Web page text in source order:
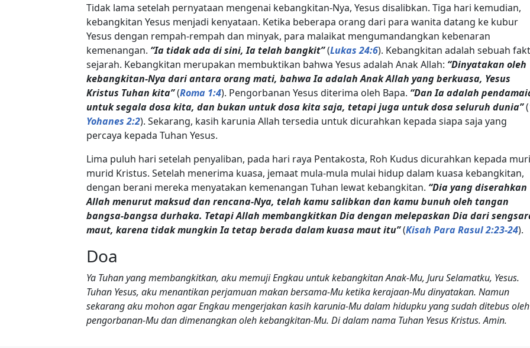
Tidak lama setelah pernyataan mengenai kebangkitan-Nya, Yesus disalibkan. Tiga hari kemudian,
kebangkitan Yesus menjadi kenyataan. Ketika beberapa orang dari para wanita datang ke kubur
Yesus dengan rempah-rempah dan minyak, para malaikat mengumandangkan kebenaran
kemenangan. “Ia tidak ada di sini, Ia telah bangkit”(Lukas 24:6). Kebangkitan adalah sebuah
sejarah. Kebangkitan merupakan membuktikan bahwa Yesus adalah Anak Allah: “Dinyatakan oleh
kebangkitan-Nya dari antara orang mati, bahwa Ia adalah Anak Allah yang berkuasa, Yesus
Kristus Tuhan kita”(Roma 1:4). Pengorbanan Yesus diterima oleh Bapa. “Dan Ia adalah
untuk segala dosa kita, dan bukan untuk dosa kita saja, tetapi juga untuk dosa seluruh dunia”(
Yohanes 2:2). Sekarang, kasih karunia Allah tersedia untuk dicurahkan kepada siapa saja yang
percaya kepada Tuhan Yesus.
Lima puluh hari setelah penyaliban, pada hari raya Pentakosta, Roh Kudus dicurahkan kepada
murid Kristus. Setelah menerima kuasa, jemaat mula-mula mulai hidup dalam kuasa kebangkitan,
dengan berani mereka menyatakan kemenangan Tuhan lewat kebangkitan. “Dia yang diserahkan
Allah menurut maksud dan rencana-Nya, telah kamu salibkan dan kamu bunuh oleh tangan
bangsa-bangsa durhaka. Tetapi Allah membangkitkan Dia dengan melepaskan Dia dari
maut, karena tidak mungkin Ia tetap berada dalam kuasa maut itu”(Kisah Para Rasul 2:23-24).
Doa
Ya Tuhan yang membangkitkan, aku memuji Engkau untuk kebangkitan Anak-Mu, Juru Selamatku, Yesus.
Tuhan Yesus, aku menantikan perjamuan makan bersama-Mu ketika kerajaan-Mu dinyatakan. Namun
sekarang aku mohon agar Engkau mengerjakan kasih karunia-Mu dalam hidupku yang sudah ditebus oleh
pengorbanan-Mu dan dimenangkan oleh kebangkitan-Mu. Di dalam nama Tuhan Yesus Kristus. Amin.